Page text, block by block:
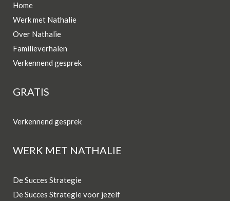
Home
Werk met Nathalie
Over Nathalie
Familieverhalen
Verkennend gesprek
GRATIS
Verkennend gesprek
WERK MET NATHALIE
De Succes Strategie
De Succes Strategie voor jezelf